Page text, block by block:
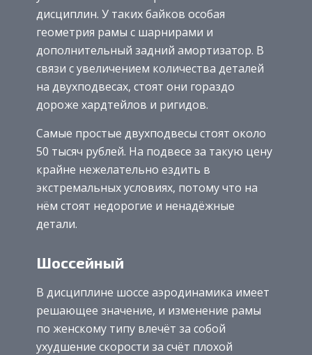
дисциплин. У таких байков особая
геометрия рамы с шарнирами и
дополнительный задний амортизатор. В
связи с увеличением количества деталей
на двухподвесах, стоят они гораздо
дороже хардтейлов и ригидов.
Самые простые двухподвесы стоят около
50 тысяч рублей. На подвесе за такую цену
крайне нежелательно ездить в
экстремальных условиях, потому что на
нём стоят недорогие и ненадёжные
детали.
Шоссейный
В дисциплине шоссе аэродинамика имеет
решающее значение, и изменение рамы
по женскому типу влечёт за собой
ухудшение скорости за счёт плохой